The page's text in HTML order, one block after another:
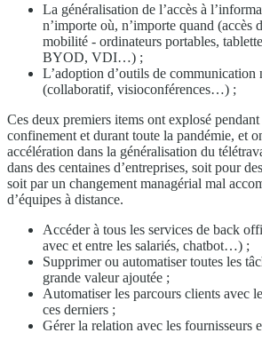
La généralisation de l’accès à
n’importe où, n’importe quand (accès
mobilité - ordinateurs portables,
BYOD, VDI…) ;
L’adoption d’outils de communication
(collaboratif, visioconférences…) ;
Ces deux premiers items ont explosé
confinement et durant toute la pandémie, et
accélération dans la généralisation du
dans des centaines d’entreprises, soit pour
soit par un changement managérial mal
d’équipes à distance.
Accéder à tous les services de back
avec et entre les salariés, chatbot…) ;
Supprimer ou automatiser toutes les
grande valeur ajoutée ;
Automatiser les parcours clients avec
ces derniers ;
Gérer la relation avec les fournisseurs